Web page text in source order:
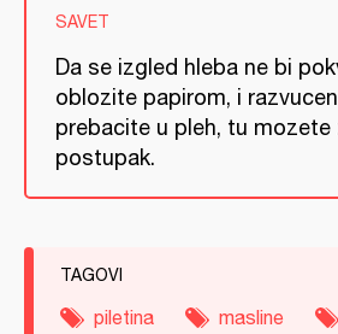
SAVET
Da se izgled hleba ne bi
oblozite papirom, i
prebacite u pleh, tu mozete
postupak.
TAGOVI
piletina masline